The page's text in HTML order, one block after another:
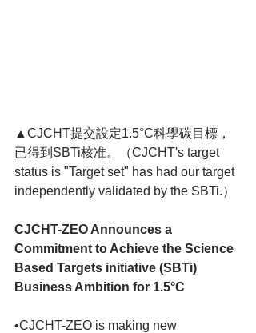
▲CJCHT提交設定1.5°C科學碳目標，
已得到SBTi核准。（CJCHT's target
status is "Target set" has had our target
independently validated by the SBTi.）
CJCHT-ZEO Announces a
Commitment to Achieve the Science
Based Targets initiative (SBTi)
Business Ambition for 1.5°C
•CJCHT-ZEO is making new